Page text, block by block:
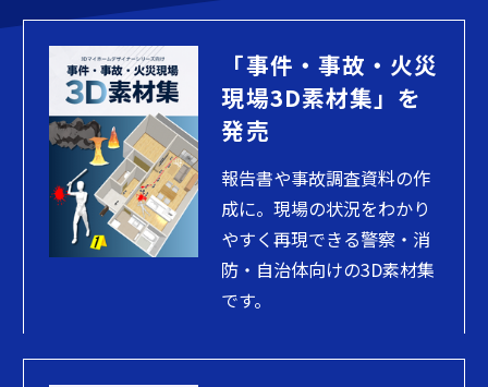
「事件・事故・火災
現場3D素材集」を
発売
報告書や事故調査資料の作
成に。現場の状況をわかり
やすく再現できる警察・消
防・自治体向けの3D素材集
です。